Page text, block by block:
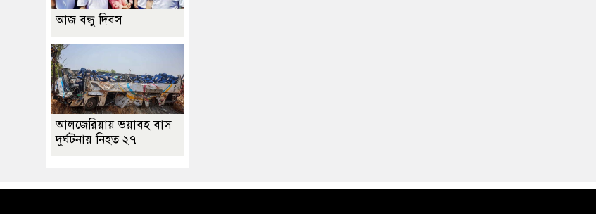
আজ বন্ধু দিবস
আলজেরিয়ায় ভয়াবহ বাস
দুর্ঘটনায় নিহত ২৭